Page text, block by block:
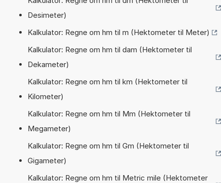
Desimeter)
Kalkulator: Regne om hm til m (Hektometer til Meter)
Kalkulator: Regne om hm til dam (Hektometer til
Dekameter)
Kalkulator: Regne om hm til km (Hektometer til
Kilometer)
Kalkulator: Regne om hm til Mm (Hektometer til
Megameter)
Kalkulator: Regne om hm til Gm (Hektometer til
Gigameter)
Kalkulator: Regne om hm til Metric mile (Hektometer